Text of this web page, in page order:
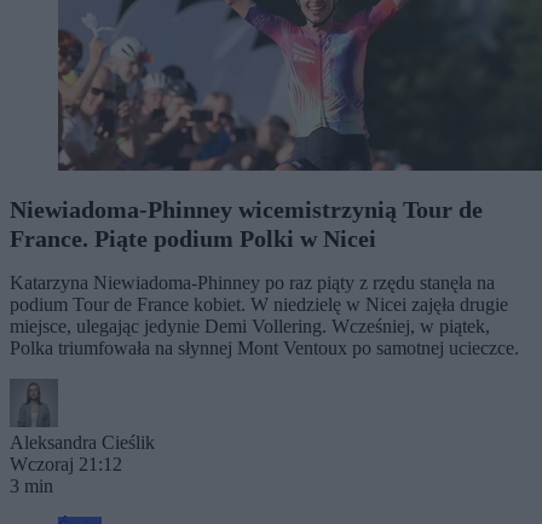
Niewiadoma-Phinney wicemistrzynią Tour de
France. Piąte podium Polki w Nicei
Katarzyna Niewiadoma-Phinney po raz piąty z rzędu stanęła na
podium Tour de France kobiet. W niedzielę w Nicei zajęła drugie
miejsce, ulegając jedynie Demi Vollering. Wcześniej, w piątek,
Polka triumfowała na słynnej Mont Ventoux po samotnej ucieczce.
Aleksandra Cieślik
Wczoraj 21:12
3 min